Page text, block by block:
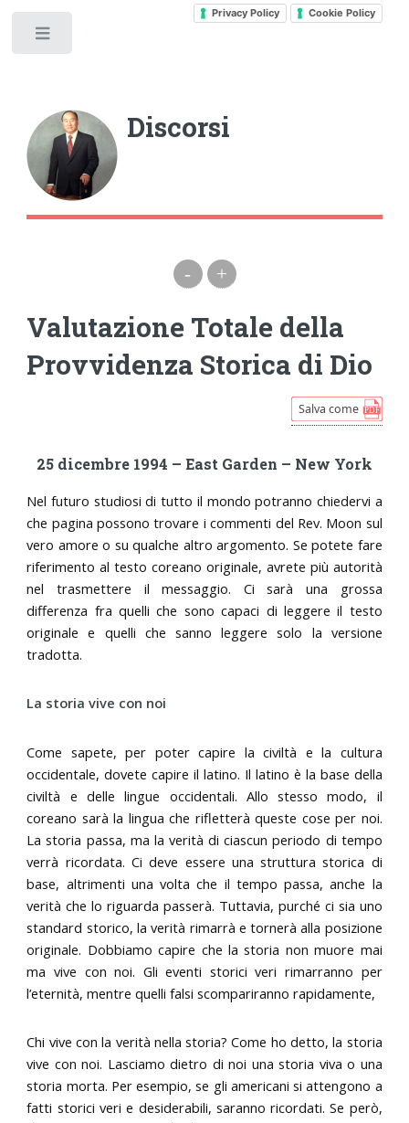
Privacy Policy Cookie Policy
Discorsi
- +
Valutazione Totale della
Provvidenza Storica di Dio
25 dicembre 1994 – East Garden – New York
Nel futuro studiosi di tutto il mondo potranno chiedervi a
che pagina possono trovare i commenti del Rev. Moon sul
vero amore o su qualche altro argomento. Se potete fare
riferimento al testo coreano originale, avrete più autorità
nel trasmettere il messaggio. Ci sarà una grossa
differenza fra quelli che sono capaci di leggere il testo
originale e quelli che sanno leggere solo la versione
tradotta.
La storia vive con noi
Come sapete, per poter capire la civiltà e la cultura
occidentale, dovete capire il latino. Il latino è la base della
civiltà e delle lingue occidentali. Allo stesso modo, il
coreano sarà la lingua che rifletterà queste cose per noi.
La storia passa, ma la verità di ciascun periodo di tempo
verrà ricordata. Ci deve essere una struttura storica di
base, altrimenti una volta che il tempo passa, anche la
verità che lo riguarda passerà. Tuttavia, purché ci sia uno
standard storico, la verità rimarrà e tornerà alla posizione
originale. Dobbiamo capire che la storia non muore mai
ma vive con noi. Gli eventi storici veri rimarranno per
l’eternità, mentre quelli falsi scompariranno rapidamente,
Chi vive con la verità nella storia? Come ho detto, la storia
vive con noi. Lasciamo dietro di noi una storia viva o una
storia morta. Per esempio, se gli americani si attengono a
fatti storici veri e desiderabili, saranno ricordati. Se però,